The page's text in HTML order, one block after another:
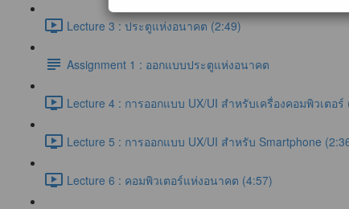
Lecture 3 : ประตูแห่งอนาคต (2:49)
Assignment 1 : ออกแบบประตูแห่งอนาคต
Lecture 4 : การออกแบบ UX/UI สำหรับเครื่องคอมพิวเตอร์
Lecture 5 : การออกแบบ UX/UI สำหรับ Smartphone
Lecture 6 : คอมพิวเตอร์แห่งอนาคต (4:57)